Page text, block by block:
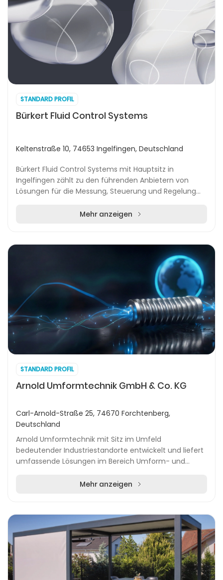
STANDARD PROFIL
Bürkert Fluid Control Systems
Keltenstraße 10, 74653 Ingelfingen, Deutschland
Bürkert Fluid Control Systems mit Hauptsitz in
Ingelfingen zählt zu den führenden Anbietern von
Lösungen für die Messung, Steuerung und Regelung
Mehr anzeigen
STANDARD PROFIL
Arnold Umformtechnik GmbH & Co. KG
Carl-Arnold-Straße 25, 74670 Forchtenberg,
Deutschland
Arnold Umformtechnik mit Sitz im Umfeld
bedeutender Industriestandorte entwickelt und liefert
umfassende Lösungen im Bereich Umform- und
Mehr anzeigen